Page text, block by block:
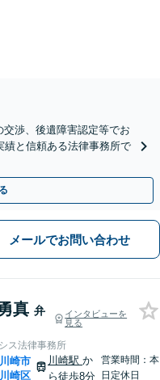
交渉、後遺障害認定等でお
績と信頼ある法律事務所で
メールでお問い合わせ
真 弁
インタビューを
見る
ス法律事務所
川崎市
崎区
川崎駅 か
ら徒歩8分
営業時間：本
日定休日